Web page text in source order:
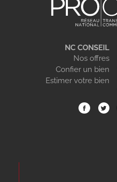
NC CONSEIL
Nos offres
Confier un bien
Estimer votre bien